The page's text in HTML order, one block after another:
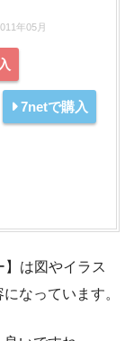
年05月
7netで購入
】は図やイラス
なっています。